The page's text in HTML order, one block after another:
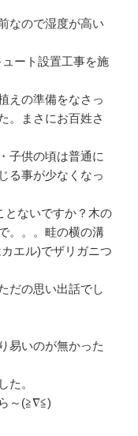
なので湿度が高い
ート設置工事を施
えの準備をなさっ
。まさにお百姓さ
子供の頃は普通に
る事が少なくなっ
ないですか？木の
。。。畦の横の溝
エル)でザリガニつ
だの思い出話でし
易いのが無かった
た。
～(≧∇≦)